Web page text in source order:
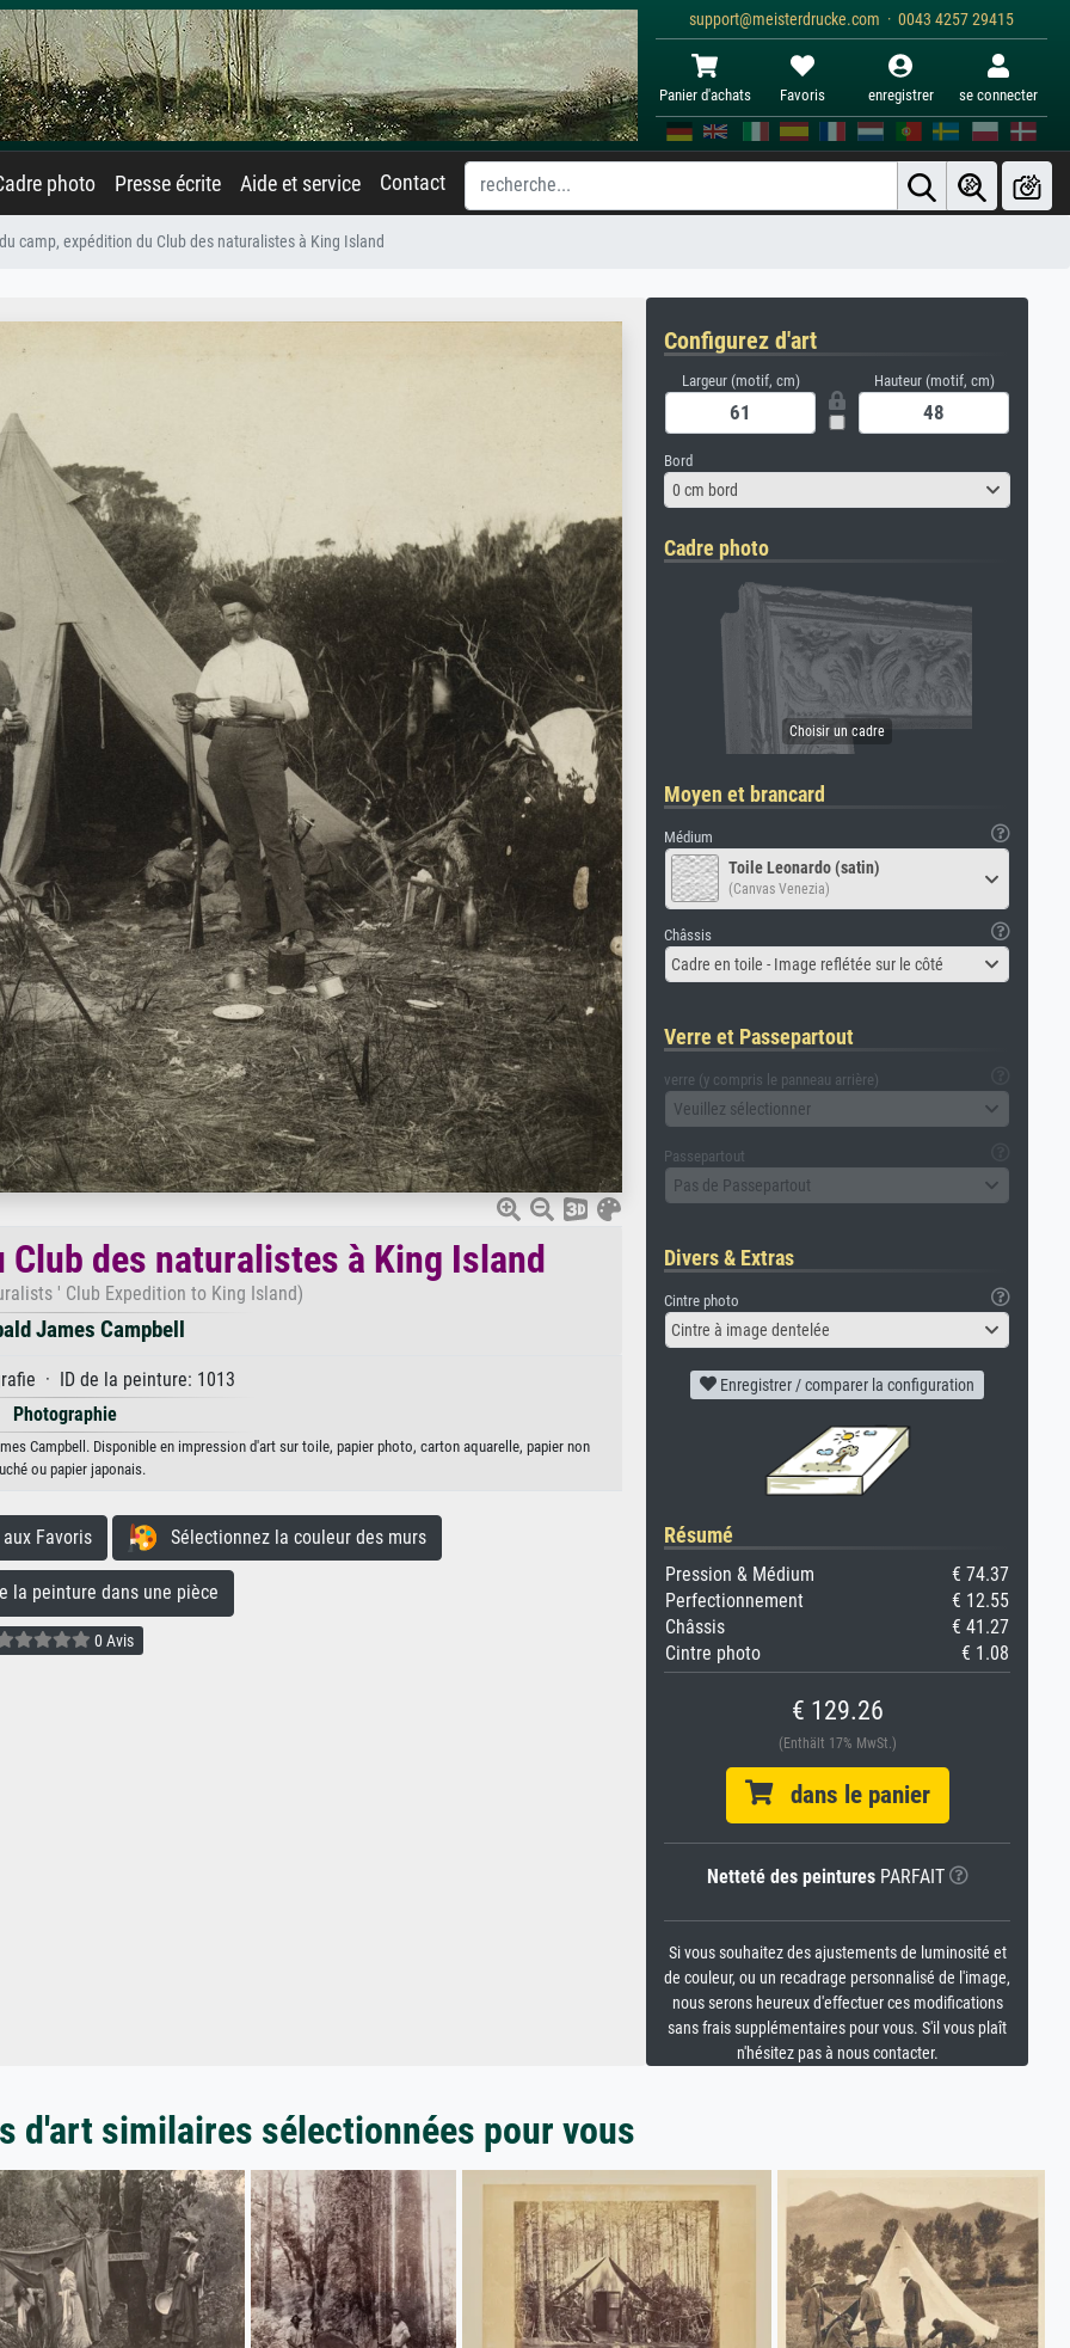
support@meisterdrucke.com · 0043 4257 29415
Panier d'achats Favoris enregistrer se connecter
photo Presse écrite Aide et service Contact
camp, expédition du Club des naturalistes à King Island
des naturalistes à King Island
' Club Expedition to King Island)
James Campbell
· ID de la peinture: 1013
Photographie
Campbell. Disponible en impression d'art sur toile, papier photo, carton aquarelle, papier non
ou papier japonais.
Favoris Sélectionnez la couleur des murs
peinture dans une pièce
0 Avis
Configurez d'art
Largeur (motif, cm) Hauteur (motif, cm)
Bord
0 cm bord
Cadre photo
Moyen et brancard
Médium
Toile Leonardo (satin)
(Canvas Venezia)
Châssis
Cadre en toile - Image reflétée sur le côté
Verre et Passepartout
verre (y compris le panneau arrière)
Veuillez sélectionner
Passepartout
Pas de Passepartout
Divers & Extras
Cintre photo
Cintre à image dentelée
Enregistrer / comparer la configuration
Résumé
Pression & Médium
€ 74.37
Perfectionnement
€ 12.55
Châssis
€ 41.27
Cintre photo
€ 1.08
€ 129.26
(Enthält 17% MwSt.)
dans le panier
Netteté des peinturesPARFAIT
Si vous souhaitez des ajustements de luminosité et
de couleur, ou un recadrage personnalisé de l'image,
nous serons heureux d'effectuer ces modifications
sans frais supplémentaires pour vous. S'il vous plaît
n'hésitez pas à nous contacter.
d'art similaires sélectionnées pour vous